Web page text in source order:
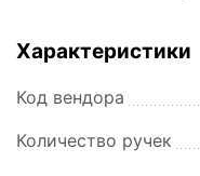
Характеристики
Код вендора
Количество ручек